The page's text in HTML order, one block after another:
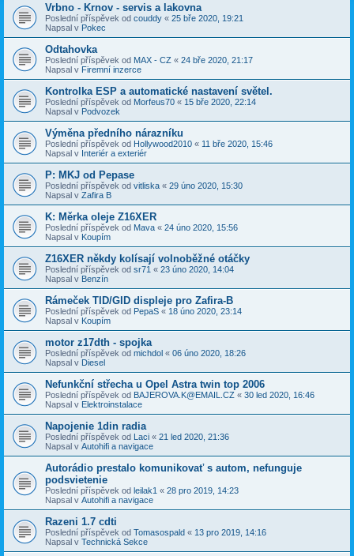
Vrbno - Krnov - servis a lakovna
Poslední příspěvek od couddy « 25 bře 2020, 19:21
Napsal v Pokec
Odtahovka
Poslední příspěvek od MAX - CZ « 24 bře 2020, 21:17
Napsal v Firemní inzerce
Kontrolka ESP a automatické nastavení světel.
Poslední příspěvek od Morfeus70 « 15 bře 2020, 22:14
Napsal v Podvozek
Výměna předního nárazníku
Poslední příspěvek od Hollywood2010 « 11 bře 2020, 15:46
Napsal v Interiér a exteriér
P: MKJ od Pepase
Poslední příspěvek od vitliska « 29 úno 2020, 15:30
Napsal v Zafira B
K: Měrka oleje Z16XER
Poslední příspěvek od Mava « 24 úno 2020, 15:56
Napsal v Koupím
Z16XER někdy kolísají volnoběžné otáčky
Poslední příspěvek od sr71 « 23 úno 2020, 14:04
Napsal v Benzín
Rámeček TID/GID displeje pro Zafira-B
Poslední příspěvek od PepaS « 18 úno 2020, 23:14
Napsal v Koupím
motor z17dth - spojka
Poslední příspěvek od michdol « 06 úno 2020, 18:26
Napsal v Diesel
Nefunkční střecha u Opel Astra twin top 2006
Poslední příspěvek od BAJEROVA.K@EMAIL.CZ « 30 led 2020, 16:46
Napsal v Elektroinstalace
Napojenie 1din radia
Poslední příspěvek od Laci « 21 led 2020, 21:36
Napsal v Autohifi a navigace
Autorádio prestalo komunikovať s autom, nefunguje
podsvietenie
Poslední příspěvek od leilak1 « 28 pro 2019, 14:23
Napsal v Autohifi a navigace
Razeni 1.7 cdti
Poslední příspěvek od Tomasospald « 13 pro 2019, 14:16
Napsal v Technická Sekce